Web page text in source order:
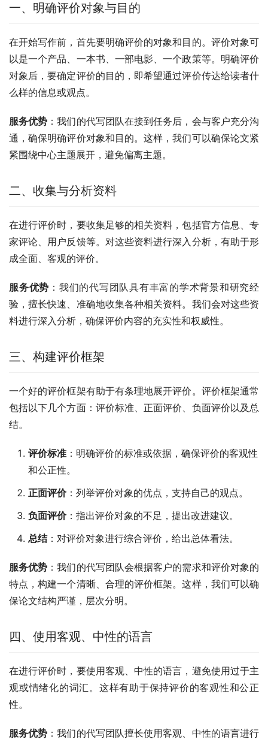
一、明确评价对象与目的
在开始写作前，首先要明确评价的对象和目的。评价对象可
以是一个产品、一本书、一部电影、一个政策等。明确评价
对象后，要确定评价的目的，即希望通过评价传达给读者什
么样的信息或观点。
服务优势 ：我们的代写团队在接到任务后，会与客户充分沟
通，确保明确评价对象和目的。这样，我们可以确保论文紧
紧围绕中心主题展开，避免偏离主题。
二、收集与分析资料
在进行评价时，要收集足够的相关资料，包括官方信息、专
家评论、用户反馈等。对这些资料进行深入分析，有助于形
成全面、客观的评价。
服务优势 ：我们的代写团队具有丰富的学术背景和研究经
验，擅长快速、准确地收集各种相关资料。我们会对这些资
料进行深入分析，确保评价内容的充实性和权威性。
三、构建评价框架
一个好的评价框架有助于有条理地展开评价。评价框架通常
包括以下几个方面：评价标准、正面评价、负面评价以及总
结。
评价标准 ：明确评价的标准或依据，确保评价的客观性
和公正性。
正面评价：列举评价对象的优点，支持自己的观点。
负面评价：指出评价对象的不足，提出改进建议。
总结：对评价对象进行综合评价，给出总体看法。
服务优势 ：我们的代写团队会根据客户的需求和评价对象的
特点，构建一个清晰、合理的评价框架。这样，我们可以确
保论文结构严谨，层次分明。
四、使用客观、中性的语言
在进行评价时，要使用客观、中性的语言，避免使用过于主
观或情绪化的词汇。这样有助于保持评价的客观性和公正
性。
服务优势 ：我们的代写团队擅长使用客观、中性的语言进行